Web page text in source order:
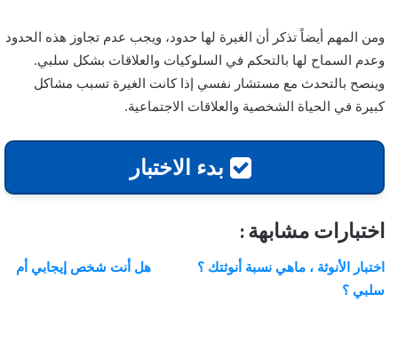
ومن المهم أيضاً تذكر أن الغيرة لها حدود، ويجب عدم تجاوز هذه الحدود
وعدم السماح لها بالتحكم في السلوكيات والعلاقات بشكل سلبي.
وينصح بالتحدث مع مستشار نفسي إذا كانت الغيرة تسبب مشاكل
كبيرة في الحياة الشخصية والعلاقات الاجتماعية.
بدء الاختبار
اختبارات مشابهة :
اختبار الأنوثة ، ماهي نسبة أنوثتك ؟
هل أنت شخص إيجابي أم
سلبي ؟